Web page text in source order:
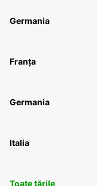
Germania
Franța
Germania
Italia
Toate țările